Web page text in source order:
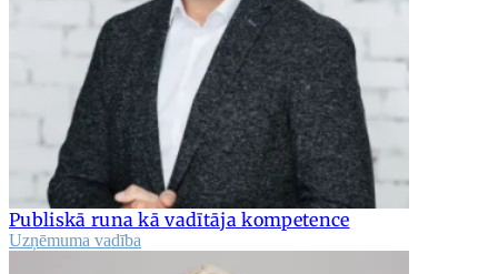
Publiskā runa kā vadītāja kompetence
Uzņēmuma vadība